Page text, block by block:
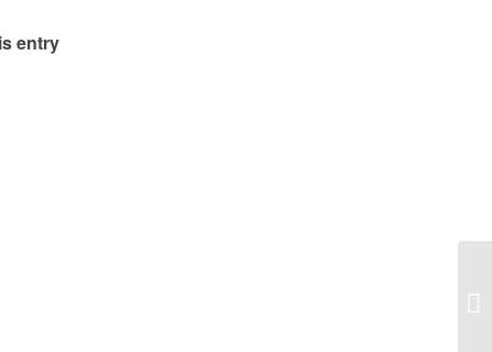
entry